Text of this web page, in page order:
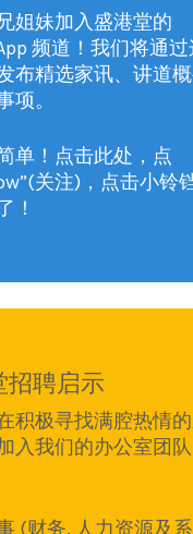
姐妹加入盛港堂的
频道！我们将通过
布精选家讯、讲道
项。
单！点击此处，点
关注)，点击小铃
！
招聘启示
积极寻找满腔热情
入我们的办公室团队
(财务, 人力资源及系